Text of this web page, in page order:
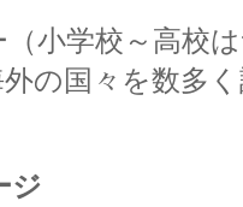
小学校～高校は
の国々を数多く
ジ